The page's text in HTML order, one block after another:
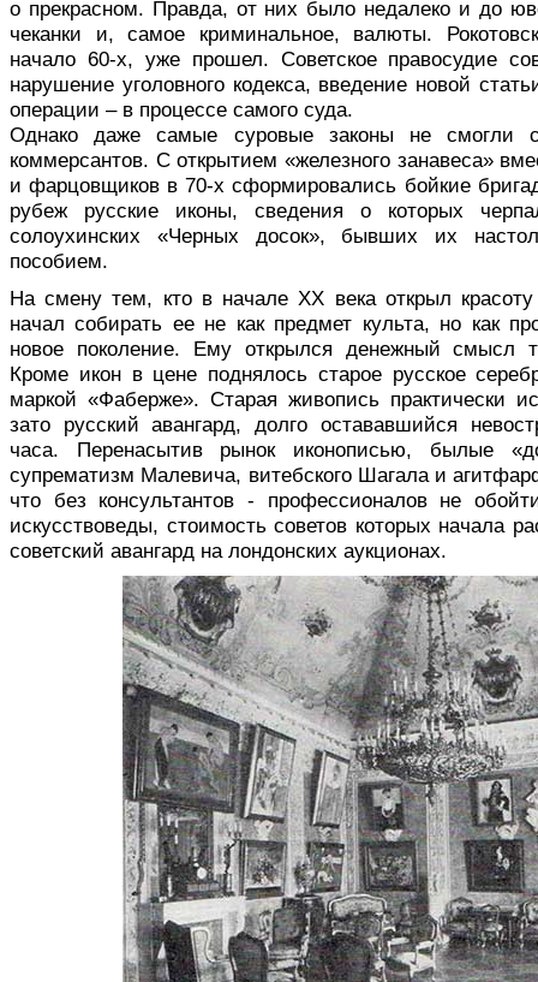
о прекрасном. Правда, от них было недалеко и до
чеканки и, самое криминальное, валюты.
начало 60-х, уже прошел. Советское правосудие
нарушение уголовного кодекса, введение новой
операции – в процессе самого суда.
Однако даже самые суровые законы не смогли
коммерсантов. С открытием «железного занавеса»
и фарцовщиков в 70-х сформировались бойкие
рубеж русские иконы, сведения о которых
солоухинских «Черных досок», бывших их
пособием.
На смену тем, кто в начале XX века открыл
начал собирать ее не как предмет культа, но как
новое поколение. Ему открылся денежный смысл
Кроме икон в цене поднялось старое русское
маркой «Фаберже». Старая живопись практически
зато русский авангард, долго остававшийся
часа. Перенасытив рынок иконописью, былые
супрематизм Малевича, витебского Шагала и
что без консультантов - профессионалов не
искусствоведы, стоимость советов которых начала
советский авангард на лондонских аукционах.